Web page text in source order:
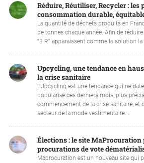
Réduire, Réutiliser, Recycler : les
consommation durable,
La quantité de déchets produits en
de tonnes chaque année. Afin de
“3 R” apparaissent comme la solution la
Upcycling, une tendance en
la crise sanitaire
L’Upcycling est une tendance qui ne
popularise ces derniers mois, plus
commencement de la crise sanitaire, et
secteur de la mode vestimentaire....
Élections : le site MaProcuration
procurations de vote
Maprocuration est un nouveau site qui